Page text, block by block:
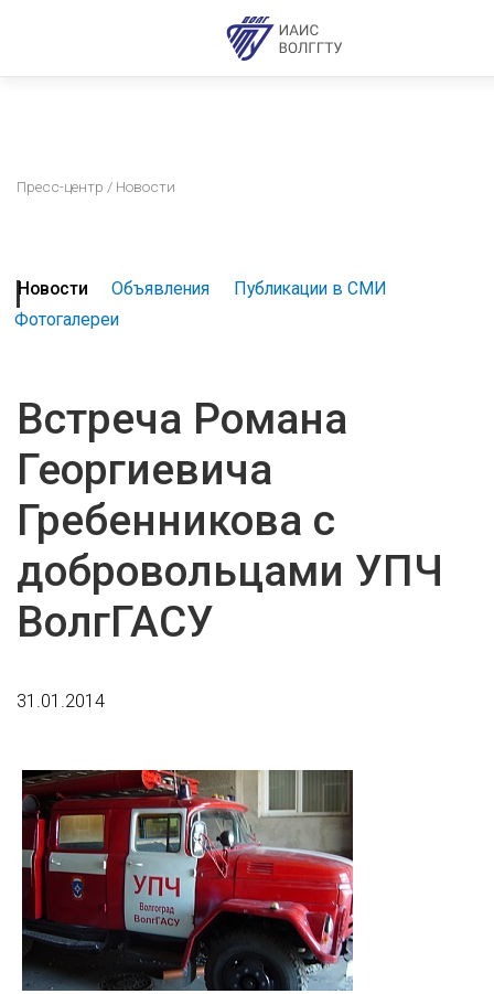
Пресс-центр / Новости
Новости Объявления
Публикации в СМИ
Фотогалереи
Встреча Романа
Георгиевича
Гребенникова с
добровольцами УПЧ
ВолгГАСУ
31.01.2014